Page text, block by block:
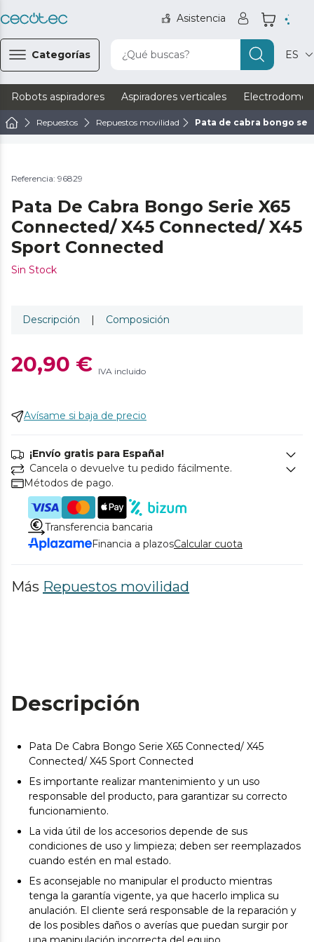
Asistencia
Categorías ¿Qué buscas? ES
Robots aspiradores Aspiradores verticales
Repuestos Repuestos movilidad Pata de cabra bongo
Referencia: 96829
Pata De Cabra Bongo Serie X65
Connected/ X45 Connected/ X45
Sport Connected
Sin Stock
Descripción | Composición
20,90 € IVA incluido
Avísame si baja de precio
¡Envío gratis para España!
Cancela o devuelve tu pedido fácilmente.
Métodos de pago.
Transferencia bancaria
Financia a plazosCalcular cuota
Más Repuestos movilidad
Descripción
Pata De Cabra Bongo Serie X65 Connected/ X45
Connected/ X45 Sport Connected
Es importante realizar mantenimiento y un uso
responsable del producto, para garantizar su correcto
funcionamiento.
La vida útil de los accesorios depende de sus
condiciones de uso y limpieza; deben ser reemplazados
cuando estén en mal estado.
Es aconsejable no manipular el producto mientras
tenga la garantía vigente, ya que hacerlo implica su
anulación. El cliente será responsable de la reparación y
de los posibles daños o averías que puedan surgir por